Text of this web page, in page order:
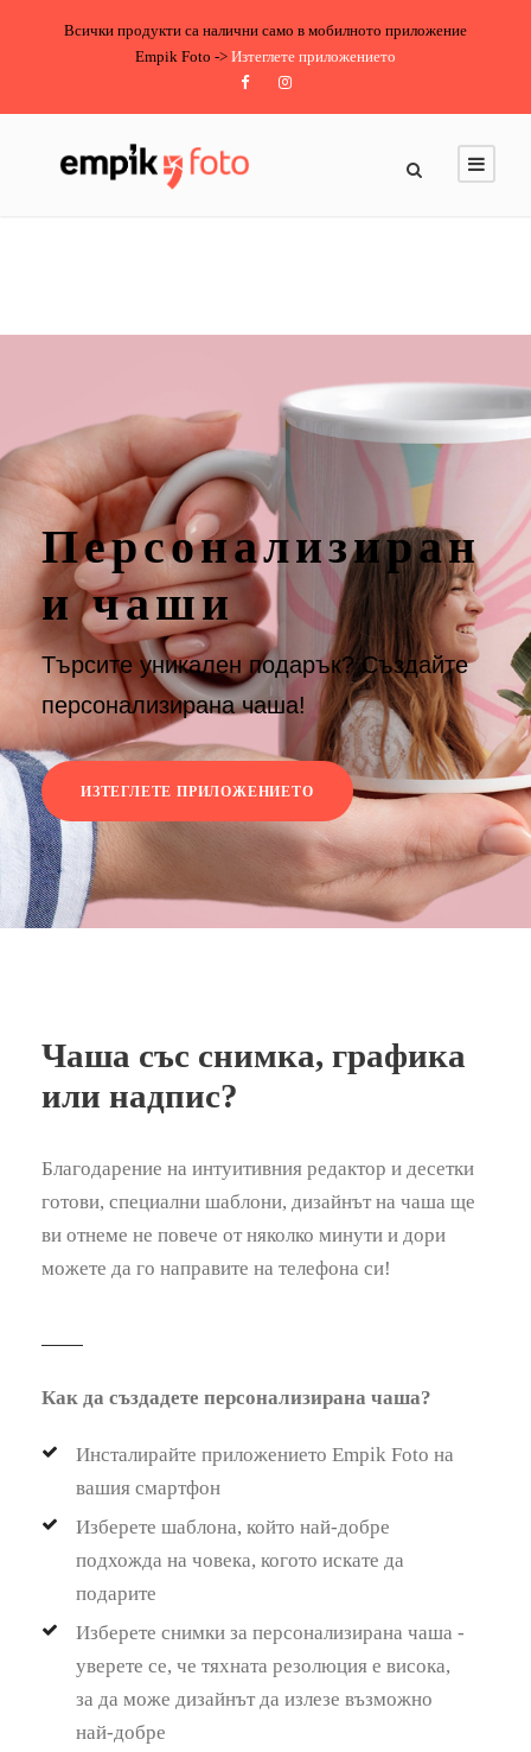
Всички продукти са налични само в мобилното приложение
Empik Foto -> Изтеглете приложението
Персонализиран
и чаши
Търсите уникален подарък? Създайте
персонализирана чаша!
ИЗТЕГЛЕТЕ ПРИЛОЖЕНИЕТО
Чаша със снимка, графика
или надпис?
Благодарение на интуитивния редактор и десетки
готови, специални шаблони, дизайнът на чаша ще
ви отнеме не повече от няколко минути и дори
можете да го направите на телефона си!
Как да създадете персонализирана чаша?
Инсталирайте приложението Empik Foto на
вашия смартфон
Изберете шаблона, който най-добре
подхожда на човека, когото искате да
подарите
Изберете снимки за персонализирана чаша -
уверете се, че тяхната резолюция е висока,
за да може дизайнът да излезе възможно
най-добре